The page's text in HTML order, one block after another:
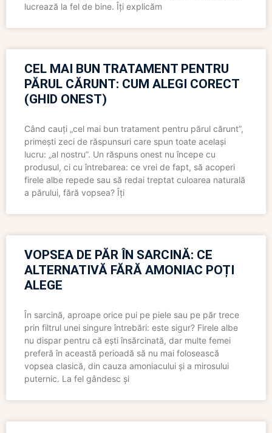
lucrează la fel de bine. Îți explicăm
CEL MAI BUN TRATAMENT PENTRU
PĂRUL CĂRUNT: CUM ALEGI CORECT
(GHID ONEST)
Când cauți „cel mai bun tratament pentru părul cărunt”,
primești zeci de răspunsuri care spun toate același
lucru: „al nostru”. Un răspuns onest nu începe cu
produsul, ci cu întrebarea: ce vrei de fapt, să acoperi
firele albe repede sau să redai treptat culoarea naturală
a părului, fără vopsea? Îți
VOPSEA DE PĂR ÎN SARCINĂ: CE
ALTERNATIVĂ FĂRĂ AMONIAC POȚI
ALEGE
În sarcină, aproape orice pui pe piele sau pe păr trece
prin filtrul unei singure întrebări: este sigur? Firele albe
nu dispar pentru că ești însărcinată, dar multe femei
preferă în această perioadă să nu mai folosească
vopsea clasică, din cauza amoniacului și a mirosului
puternic. La fel gândesc și